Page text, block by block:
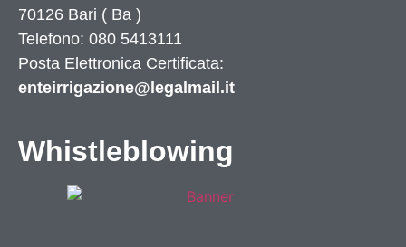
70126 Bari ( Ba )
Telefono: 080 5413111
Posta Elettronica Certificata:
enteirrigazione@legalmail.it
Whistleblowing